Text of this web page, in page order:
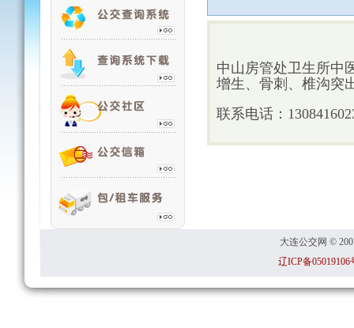
中山房管处卫生所中
增生、骨刺、椎沟突
联系电话：
大连公交网 ©
辽ICP备